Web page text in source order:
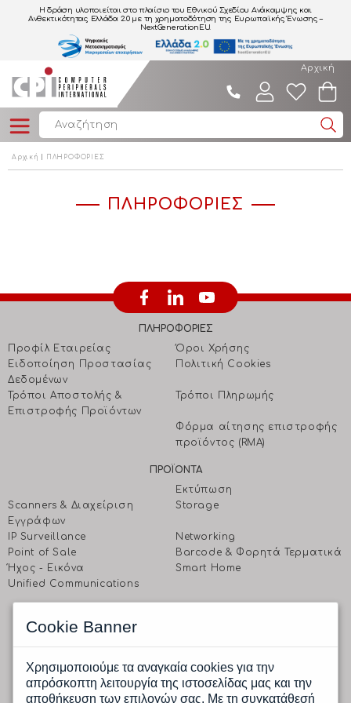
Η δράση υλοποιείται στο πλαίσιο του Εθνικού Σχεδίου Ανάκαμψης και
Ανθεκτικότητας Ελλάδα 2.0με τη χρηματοδότηση της Ευρωπαϊκής Ένωσης –
NextGenerationEU.
Αρχική
Αρχική ΠΛΗΡΟΦΟΡΙΕΣ
ΠΛΗΡΟΦΟΡΙΕΣ
ΠΛΗΡΟΦΟΡΙΕΣ
Προφίλ Εταιρείας
Όροι Χρήσης
Ειδοποίηση Προστασίας
Δεδομένων
Πολιτική Cookies
Τρόποι Αποστολής &
Επιστροφής Προϊόντων
Τρόποι Πληρωμής
Φόρμα αίτησης επιστροφής
προϊόντος (RMA)
ΠΡΟΪΟΝΤΑ
Εκτύπωση
Scanners & Διαχείριση
Eγγράφων
Storage
IP Surveillance
Networking
Point of Sale
Barcode & Φορητά Τερματικά
Ήχος - Εικόνα
Smart Home
Unified Communications
Ραφαηλίδη 1 & Αγρινίου, 177 78 Ταύρος, Αθήνα
Δευτέρα έως Παρασκευή: 9.00 πμ -17.00 μμ
Tηλ.: (+30) 210 4805800
Fax.: (+30) 210 4805801
Cookie Banner
Χρησιμοποιούμε τα αναγκαία cookies για την
απρόσκοπτη λειτουργία της ιστοσελίδας μας και την
αποθήκευση των επιλογών σας. Με τη συγκατάθεσή